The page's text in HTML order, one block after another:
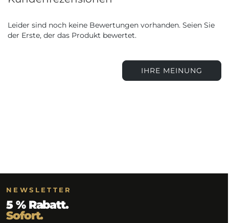
Leider sind noch keine Bewertungen vorhanden. Seien Sie
der Erste, der das Produkt bewertet.
IHRE MEINUNG
NEWSLETTER
5 % Rabatt.
Sofort.